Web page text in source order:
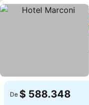
De $ 588.348